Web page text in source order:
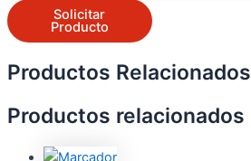
Solicitar
Producto
Productos Relacionados
Productos relacionados